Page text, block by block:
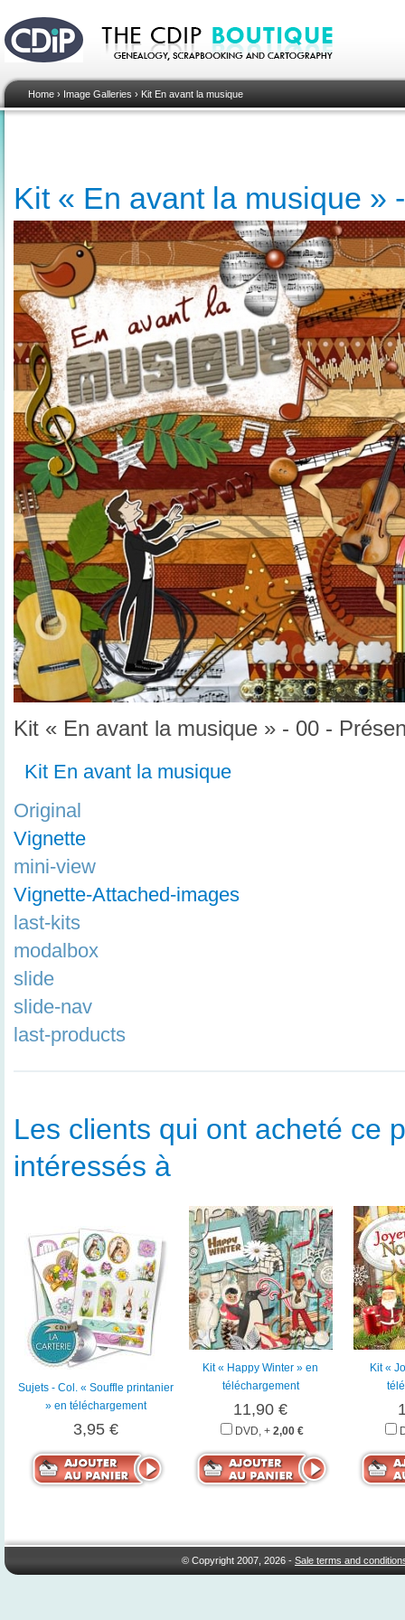
Home › Image Galleries › Kit En avant la musique
Kit « En avant la musique »
Kit « En avant la musique » - 00 -
Kit En avant la musique
Original
Vignette
mini-view
Vignette-Attached-images
last-kits
modalbox
slide
slide-nav
last-products
Les clients qui ont acheté ce
intéressés à
Sujets - Col. « Souffle printanier
» en téléchargement
3,95 €
Kit « Happy Winter » en
téléchargement
11,90 €
DVD, + 2,00 €
Kit «
© Copyright 2007, 2026 -Sale terms and